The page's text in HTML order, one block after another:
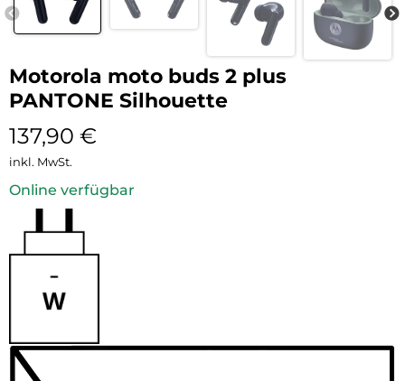
Motorola moto buds 2 plus
PANTONE Silhouette
137,90 €
inkl. MwSt.
Online verfügbar